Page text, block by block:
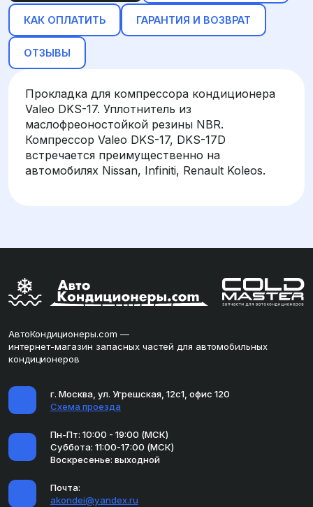
КАК ОПЛАТИТЬ ГАРАНТИЯ И ВОЗВРАТ
ОТЗЫВЫ
Прокладка для компрессора кондиционера
Valeo DKS-17. Уплотнитель из
маслофреоностойкой резины NBR.
Компрессор Valeo DKS-17, DKS-17D
встречается преимущественно на
автомобилях Nissan, Infiniti, Renault Koleos.
АвтоКондиционеры.com —
интернет-магазин запасных частей для автомобильных
кондиционеров
г. Москва, ул. Угрешская, 12с1, офис 120
Схема проезда
Пн-Пт: 10:00 - 19:00 (МСК)
Суббота: 11:00-17:00 (МСК)
Воскресенье: выходной
Почта:
akondei@yandex.ru